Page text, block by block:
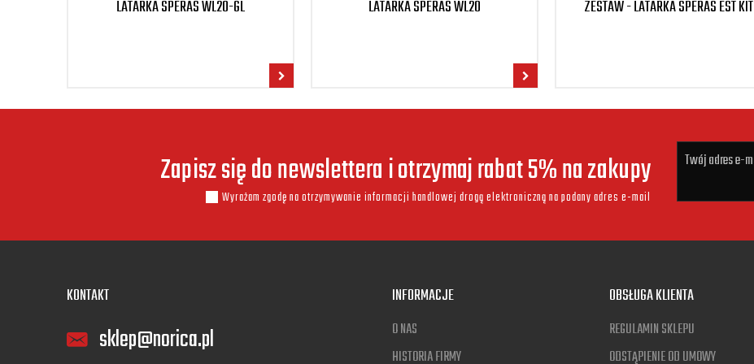
LATARKA SPERAS WL20-GL LATARKA SPERAS WL20 ZESTAW - LATARKA SPERAS EST KIT
Zapisz się do newslettera i otrzymaj rabat 5% na zakupy
Wyrażam zgodę na otrzymywanie informacji handlowej drogą elektroniczną na podany adres e-mail
INFORMACJE
O NAS
HISTORIA FIRMY
OBSŁUGA KLIENTA
REGULAMIN SKLEPU
ODSTĄPIENIE OD UMOWY
KONTAKT
sklep@norica.pl